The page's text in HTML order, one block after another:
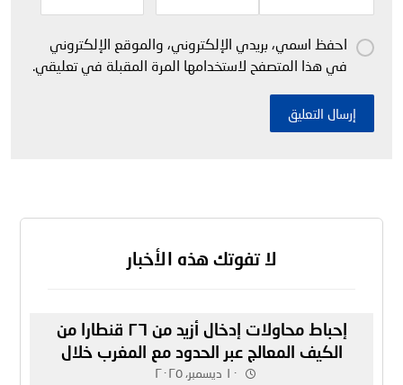
احفظ اسمي، بريدي الإلكتروني، والموقع الإلكتروني
في هذا المتصفح لاستخدامها المرة المقبلة في تعليقي.
إرسال التعليق
لا تفوتك هذه الأخبار
إحباط محاولات إدخال أزيد من ٢٦ قنطارا من
الكيف المعالج عبر الحدود مع المغرب خلال
أسبوع ١٠ ديسمبر، ٢٠٢٥